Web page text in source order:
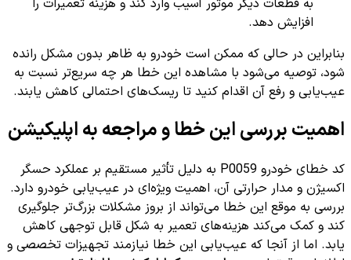
افزایش دهد.
بنابراین در حالی که ممکن است خودرو به ظاهر بدون مشکل رانده
شود، توصیه می‌شود با مشاهده این خطا هر چه سریع‌تر نسبت به
عیب‌یابی و رفع آن اقدام کنید تا ریسک‌های احتمالی کاهش یابند.
اهمیت بررسی این خطا و مراجعه به اپلیکیشن
کد خطای خودرو P0059 به دلیل تأثیر مستقیم بر عملکرد حسگر
اکسیژن و مدار حرارتی آن، اهمیت ویژه‌ای در عیب‌یابی خودرو دارد.
بررسی به موقع این خطا می‌تواند از بروز مشکلات بزرگ‌تر جلوگیری
کند و کمک می‌کند هزینه‌های تعمیر به شکل قابل توجهی کاهش
یابد. اما از آنجا که عیب‌یابی این خطا نیازمند تجهیزات تخصصی و